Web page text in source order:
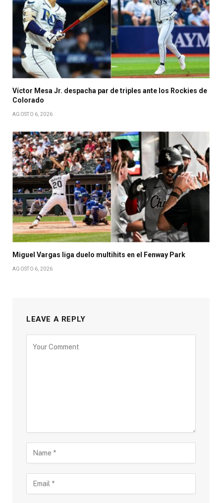
Víctor Mesa Jr. despacha par de triples ante los Rockies de
Colorado
AGOSTO 6, 2026
Miguel Vargas liga duelo multihits en el Fenway Park
AGOSTO 6, 2026
LEAVE A REPLY